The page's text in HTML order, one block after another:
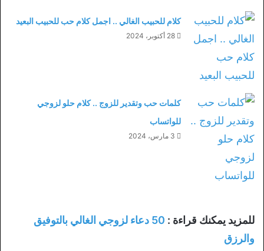
كلام للحبيب الغالي .. اجمل كلام حب للحبيب البعيد
28 أكتوبر، 2024
كلمات حب وتقدير للزوج .. كلام حلو لزوجي
للواتساب
3 مارس، 2024
للمزيد يمكنك قراءة :
50 دعاء لزوجي الغالي بالتوفيق
والرزق